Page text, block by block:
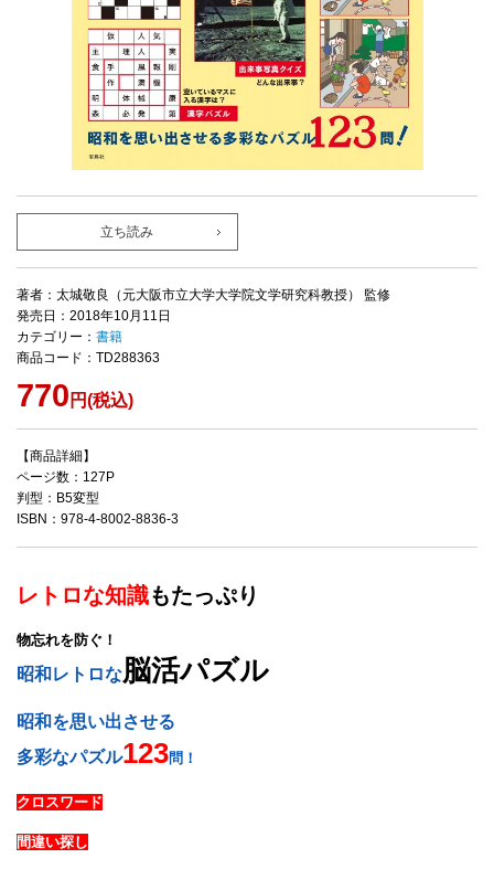
立ち読み
著者：太城敬良（元大阪市立大学大学院文学研究科教授） 監修
発売日：2018年10月11日
カテゴリー： 書籍
商品コード：TD288363
770 円(税込)
【商品詳細】
ページ数：127P
判型：B5変型
ISBN：978-4-8002-8836-3
レトロな知識もたっぷり
物忘れを防ぐ！
昭和レトロな脳活パズル
昭和を思い出させる
多彩なパズル123問！
クロスワード
間違い探し